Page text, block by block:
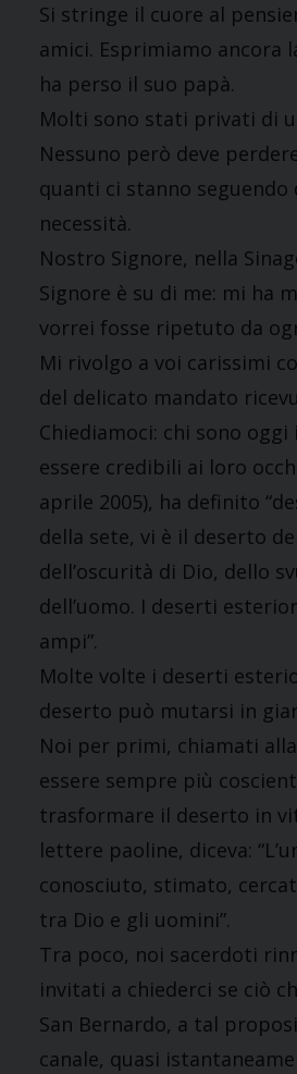
Si stringe il cuore al
amici. Esprimiamo ancora
ha perso il suo papà.
Molti sono stati privati di
Nessuno però deve
quanti ci stanno seguendo
necessità.
Nostro Signore, nella
Signore è su di me: mi ha
vorrei fosse ripetuto da
Mi rivolgo a voi carissimi
del delicato mandato
Chiediamoci: chi sono
essere credibili ai loro
aprile 2005), ha definito
della sete, vi è il deserto
dell’oscurità di Dio, dello
dell’uomo. I deserti
ampi”.
Molte volte i deserti
deserto può mutarsi in
Noi per primi, chiamati
essere sempre più
trasformare il deserto in
lettere paoline, diceva:
conosciuto, stimato,
tra Dio e gli uomini”.
Tra poco, noi sacerdoti
invitati a chiederci se ciò
San Bernardo, a tal
canale, quasi